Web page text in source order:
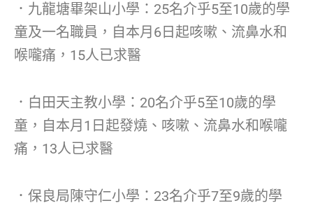
．九龍塘畢架山小學：25名介乎5至10歲的學
童及一名職員，自本月6日起咳嗽、流鼻水和
喉嚨痛，15人已求醫
．白田天主教小學：20名介乎5至10歲的學
童，自本月1日起發燒、咳嗽、流鼻水和喉嚨
痛，13人已求醫
．保良局陳守仁小學：23名介乎7至9歲的學